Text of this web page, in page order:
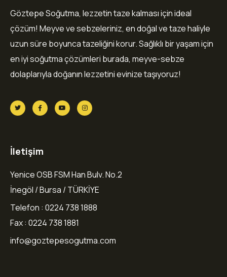
Göztepe Soğutma, lezzetin taze kalması için ideal
çözüm! Meyve ve sebzeleriniz, en doğal ve taze haliyle
uzun süre boyunca tazeliğini korur. Sağlıklı bir yaşam için
en iyi soğutma çözümleri burada, meyve-sebze
dolaplarıyla doğanın lezzetini evinize taşıyoruz!
İletişim
Yenice OSB FSM Han Bulv. No.2
İnegöl / Bursa / TÜRKİYE
Telefon : 0224 738 1888
Fax : 0224 738 1881
info@goztepesogutma.com